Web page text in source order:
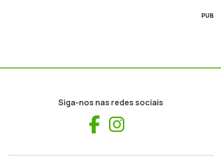
PUB
Siga-nos nas redes sociais
Facebook